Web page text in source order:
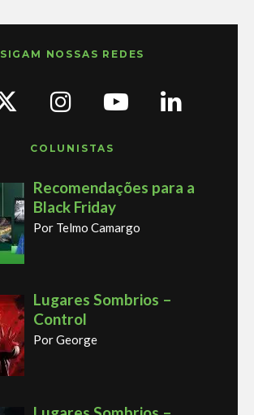
SIGAM NOSSAS REDES
COLUNISTAS
Recomendações para a
Black Friday
Por Telmo Camargo
Lugares Sombrios –
Control
Por George